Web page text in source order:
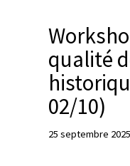
r
qualité
02/10)
25 septembre 2025